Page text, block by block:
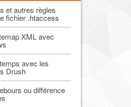
et autres règles
fichier .htaccess
XML avec
avec les
Drush
ou différence